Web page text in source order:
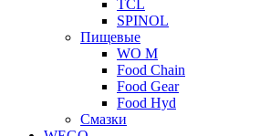
TCL
SPINOL
Пищевые
WO M
Food Chain
Food Gear
Food Hyd
Смазки